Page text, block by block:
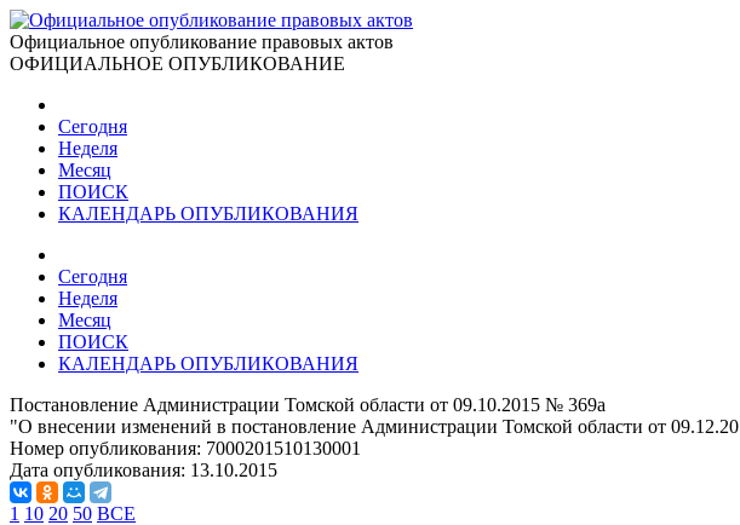
Официальное опубликование правовых актов
ОФИЦИАЛЬНОЕ ОПУБЛИКОВАНИЕ
Сегодня
Неделя
Месяц
ПОИСК
КАЛЕНДАРЬ ОПУБЛИКОВАНИЯ
Сегодня
Неделя
Месяц
ПОИСК
КАЛЕНДАРЬ ОПУБЛИКОВАНИЯ
Постановление Администрации Томской области от 09.10.2015 № 369а
"О внесении изменений в постановление Администрации Томской области от
Номер опубликования: 7000201510130001
Дата опубликования: 13.10.2015
1 10 20 50 ВСЕ